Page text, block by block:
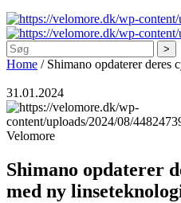
Søg
Home / Shimano opdaterer
31.01.2024
Velomore
Shimano opdaterer
med ny